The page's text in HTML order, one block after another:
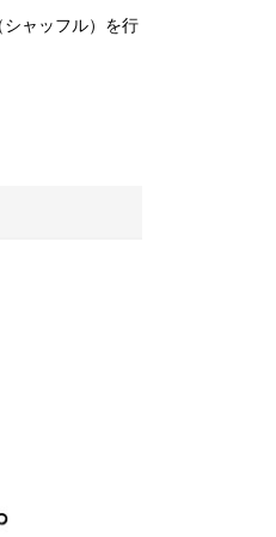
ャッフル）を行